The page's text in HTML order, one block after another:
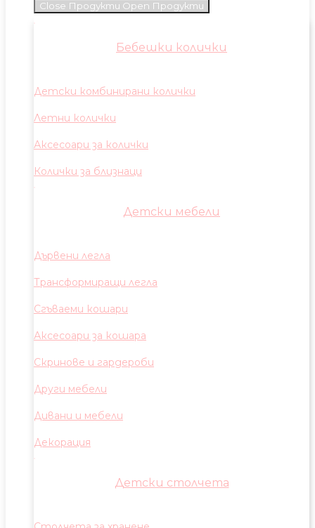
Close Продукти Open Продукти
Бебешки колички
Детски комбинирани колички
Летни колички
Аксесоари за колички
Колички за близнаци
Детски мебели
Дървени легла
Трансформиращи легла
Сгъваеми кошари
Аксесоари за кошара
Скринове и гардероби
Други мебели
Дивани и мебели
Декорация
Детски столчета